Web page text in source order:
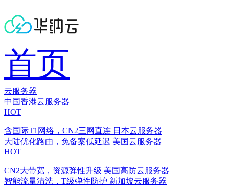
首页
云服务器
中国香港云服务器
HOT
含国际T1网络，CN2三网直连 日本云服务器
大陆优化路由，免备案低延迟 美国云服务器
HOT
CN2大带宽，资源弹性升级 美国高防云服务器
智能流量清洗，T级弹性防护 新加坡云服务器